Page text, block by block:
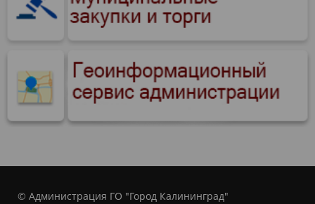
© Администрация ГО "Город Калининград"